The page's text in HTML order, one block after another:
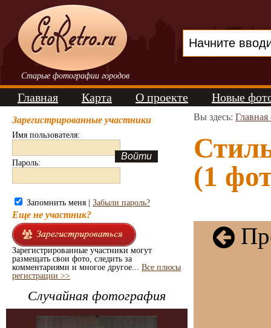
Старые фотографии городов
Главная Карта О проекте Новые
Зарегистрированные участники
Имя пользователя:
Пароль:
Запомнить меня | Забыли пароль?
Еще не участник?
Зарегистрированные участники могут
размещать свои фото, следить за
комментариями и многое другое... Все плюсы
регистрации >>
Случайная фотография
Вы здесь: Главная
(1